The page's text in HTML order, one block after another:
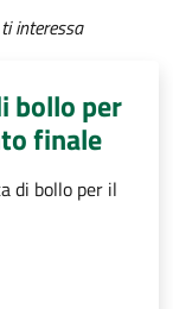
interessa
bollo per
finale
di bollo per il